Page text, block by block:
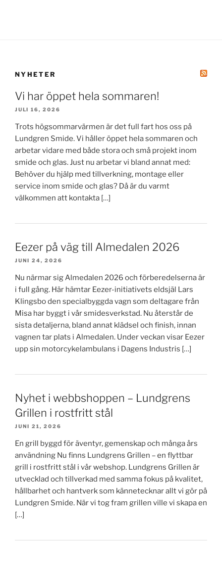
NYHETER
Vi har öppet hela sommaren!
JULI 16, 2026
Trots högsommarvärmen är det full fart hos oss på
Lundgren Smide. Vi håller öppet hela sommaren och
arbetar vidare med både stora och små projekt inom
smide och glas. Just nu arbetar vi bland annat med:
Behöver du hjälp med tillverkning, montage eller
service inom smide och glas? Då är du varmt
välkommen att kontakta […]
Eezer på väg till Almedalen 2026
JUNI 24, 2026
Nu närmar sig Almedalen 2026 och förberedelserna är
i full gång. Här hämtar Eezer-initiativets eldsjäl Lars
Klingsbo den specialbyggda vagn som deltagare från
Misa har byggt i vår smidesverkstad. Nu återstår de
sista detaljerna, bland annat klädsel och finish, innan
vagnen tar plats i Almedalen. Under veckan visar Eezer
upp sin motorcykelambulans i Dagens Industris […]
Nyhet i webbshoppen – Lundgrens
Grillen i rostfritt stål
JUNI 21, 2026
En grill byggd för äventyr, gemenskap och många års
användning Nu finns Lundgrens Grillen – en flyttbar
grill i rostfritt stål i vår webshop. Lundgrens Grillen är
utvecklad och tillverkad med samma fokus på kvalitet,
hållbarhet och hantverk som kännetecknar allt vi gör på
Lundgren Smide. När vi tog fram grillen ville vi skapa en
[…]